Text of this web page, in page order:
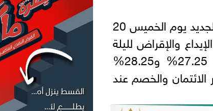
وفي أول اجتماعات لجنة السياسة النقدية في العام الجديد يوم الخميس 20
الإيداع والإقراض لليلة
واحدة وسعر العملية الرئيسية للبنك المركزي عند 27.25% و28.25%
الائتمان والخصم عند